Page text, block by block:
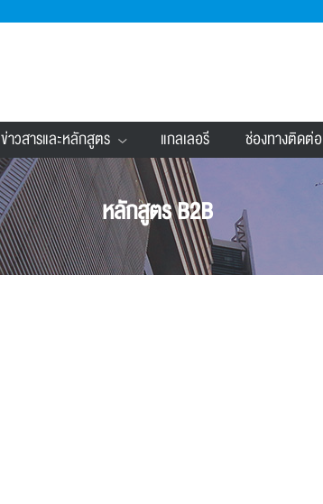
ข่าวสารและหลักสูตร แกลเลอรี ช่องทางติดต่อ
หลักสูตร B2B